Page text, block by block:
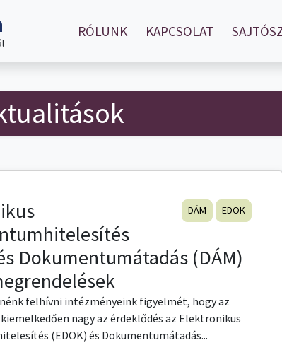
RÓLUNK KAPCSOLAT
EDOK
DÁM
Dokumentumátadás (DÁM)
felhívni intézményeink figyelmét, hogy az
nagy az érdeklődés az Elektronikus
(EDOK) és Dokumentumátadás...